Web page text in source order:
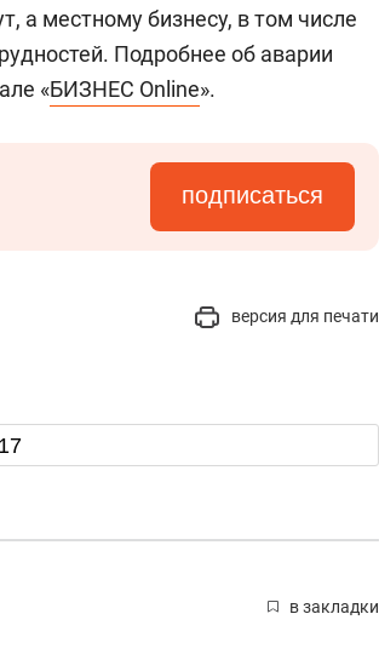
а местному бизнесу, в том числе
Подробнее об аварии
«БИЗНЕС Online».
подписаться
версия для печати
17
в закладки